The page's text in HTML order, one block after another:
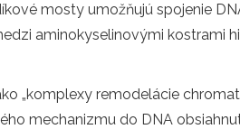
mosty umožňujú spojenie
aminokyselinovými kostrami
„komplexy remodelácie
mechanizmu do DNA